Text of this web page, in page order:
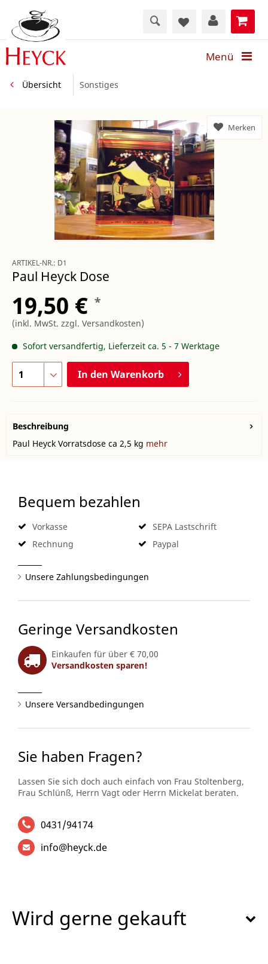
Menü
Übersicht Sonstiges
ARTIKEL-NR.: D1
Paul Heyck Dose
19,50 € *
(inkl. MwSt. zzgl. Versandkosten)
Sofort versandfertig, Lieferzeit ca. 5 - 7 Werktage
In den Warenkorb
Merken
Beschreibung
Paul Heyck Vorratsdose ca 2,5 kg mehr
Bequem bezahlen
Vorkasse
Rechnung
SEPA Lastschrift
Paypal
Unsere Zahlungsbedingungen
Geringe Versandkosten
Einkaufen für über € 70,00
Versandkosten sparen!
Unsere Versandbedingungen
Sie haben Fragen?
Lassen Sie sich doch auch einfach von Frau Stoltenberg,
Frau Schlünß, Herrn Vagt oder Herrn Mickelat beraten.
0431/94174
info@heyck.de
Wird gerne gekauft